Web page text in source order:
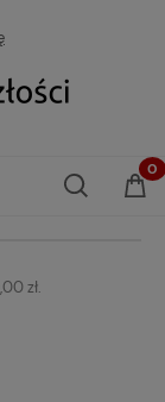
zł.